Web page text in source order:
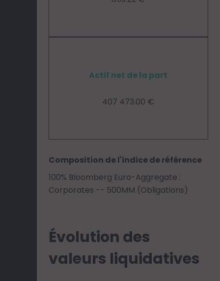
Actif net de la part
407 473.00 €
Composition de l'indice de référence
100% Bloomberg Euro-Aggregate :
Corporates -- 500MM (Obligations)
Évolution des
valeurs liquidatives